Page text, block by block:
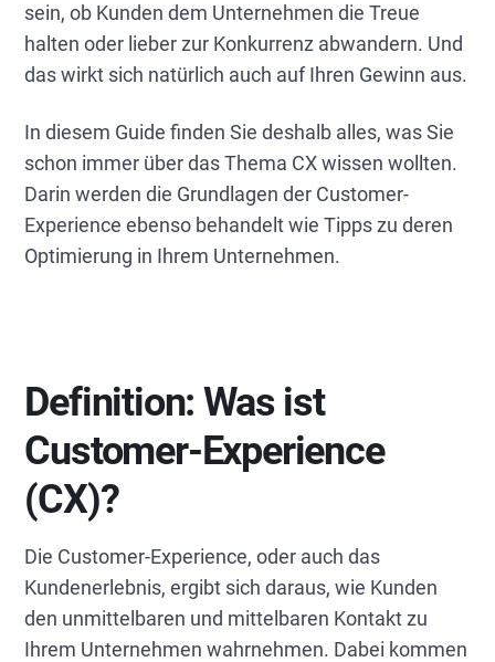
sein, ob Kunden dem Unternehmen die Treue
halten oder lieber zur Konkurrenz abwandern. Und
das wirkt sich natürlich auch auf Ihren Gewinn aus.
In diesem Guide finden Sie deshalb alles, was Sie
schon immer über das Thema CX wissen wollten.
Darin werden die Grundlagen der Customer-
Experience ebenso behandelt wie Tipps zu deren
Optimierung in Ihrem Unternehmen.
Definition: Was ist
Customer-Experience
(CX)?
Die Customer-Experience, oder auch das
Kundenerlebnis, ergibt sich daraus, wie Kunden
den unmittelbaren und mittelbaren Kontakt zu
Ihrem Unternehmen wahrnehmen. Dabei kommen